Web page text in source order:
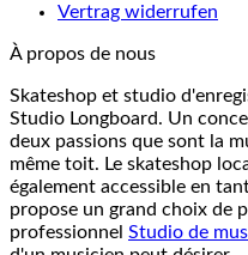
Vertrag widerrufen
À propos de nous
Skateshop et studio
Studio Longboard. Un
deux passions que sont la
même toit. Le skateshop
également accessible en
propose un grand choix de
professionnel Studio de